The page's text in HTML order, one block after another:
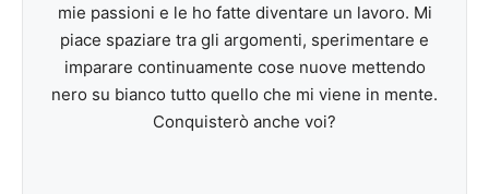
mie passioni e le ho fatte diventare un lavoro. Mi
piace spaziare tra gli argomenti, sperimentare e
imparare continuamente cose nuove mettendo
nero su bianco tutto quello che mi viene in mente.
Conquisterò anche voi?